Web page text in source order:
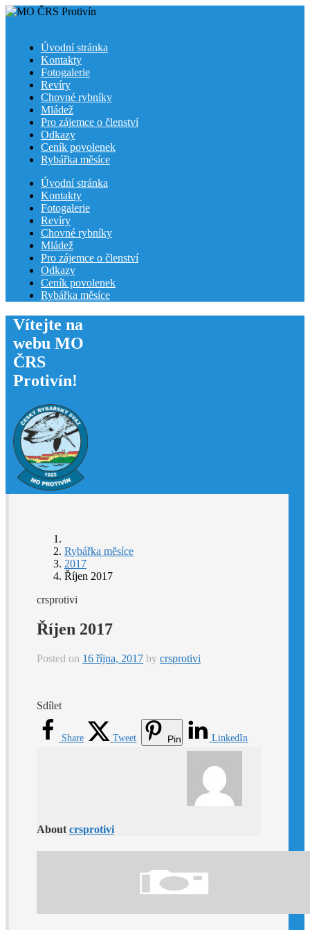
Úvodní stránka
Kontakty
Fotogalerie
Revíry
Chovné rybníky
Mládež
Pro zájemce o členství
Odkazy
Ceník povolenek
Rybářka měsíce
Skip
content
Úvodní stránka
Kontakty
Fotogalerie
Revíry
Chovné rybníky
Mládež
Pro zájemce o členství
Odkazy
Ceník povolenek
Rybářka měsíce
Vítejte na
webu MO
ČRS
Protivín!
Rybářka měsíce
2017
Říjen 2017
crsprotivi
Říjen 2017
Posted on 16 října, 2017 by crsprotivi
Sdílet
Share Tweet Pin LinkedIn
Aboutcrsprotivi